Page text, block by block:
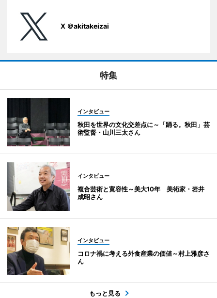
X ＠akitakeizai
特集
インタビュー
秋田を世界の文化交差点に～「踊る。秋田」芸
術監督・山川三太さん
インタビュー
複合芸術と寛容性～美大10年 美術家・岩井
成昭さん
インタビュー
コロナ禍に考える外食産業の価値～村上雅彦さ
ん
もっと見る